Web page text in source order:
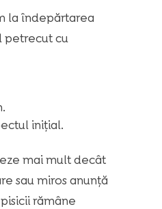
la îndepărtarea
petrecut cu
inițial.
mai mult decât
sau miros anunță
rămâne